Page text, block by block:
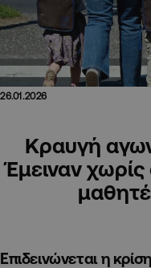
26.01.2026
Κραυγή
Έμειναν
Επιδεινώνεται η